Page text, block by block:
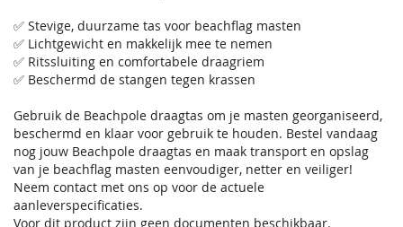
✅ Stevige, duurzame tas voor beachflag masten
✅ Lichtgewicht en makkelijk mee te nemen
✅ Ritssluiting en comfortabele draagriem
✅ Beschermd de stangen tegen krassen
Gebruik de Beachpole draagtas om je masten georganiseerd,
beschermd en klaar voor gebruik te houden. Bestel vandaag
nog jouw Beachpole draagtas en maak transport en opslag
van je beachflag masten eenvoudiger, netter en veiliger!
Neem contact met ons op voor de actuele
aanleverspecificaties.
Voor dit product zijn geen documenten beschikbaar.